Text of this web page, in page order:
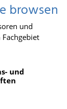
browsen
und
und